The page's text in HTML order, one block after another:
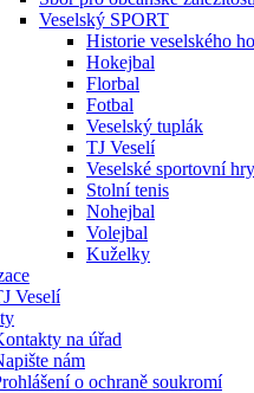
Veselský SPORT
Historie veselského
Hokejbal
Florbal
Fotbal
Veselský tuplák
TJ Veselí
Veselské sportovní hry
Stolní tenis
Nohejbal
Volejbal
Kuželky
Veselí
na úřad
nám
o ochraně soukromí